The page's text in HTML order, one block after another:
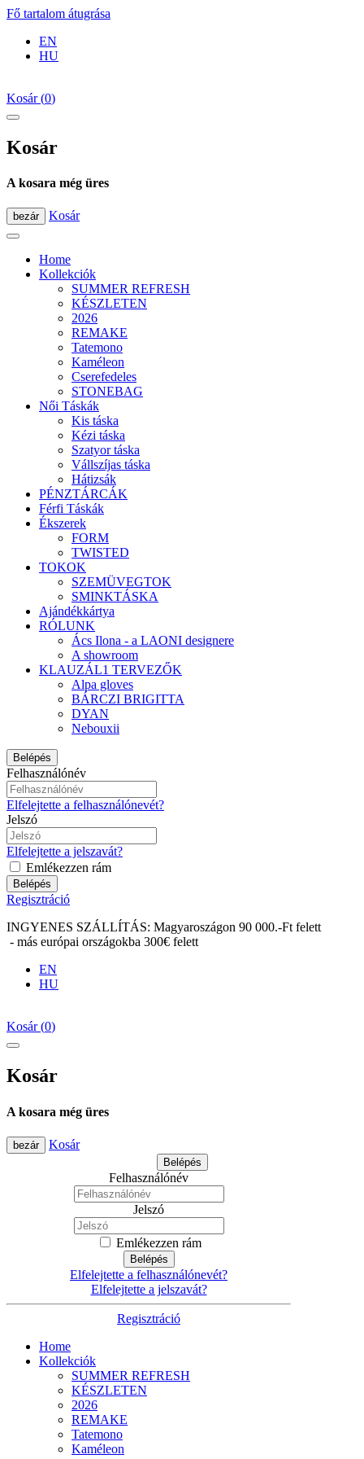
Fő tartalom átugrása
EN
HU
Kosár(0)
Kosár
A kosara még üres
bezár Kosár
Home
Kollekciók
SUMMER REFRESH
KÉSZLETEN
2026
REMAKE
Tatemono
Kaméleon
Cserefedeles
STONEBAG
Női Táskák
Kis táska
Kézi táska
Szatyor táska
Vállszíjas táska
Hátizsák
PÉNZTÁRCÁK
Férfi Táskák
Ékszerek
FORM
TWISTED
TOKOK
SZEMÜVEGTOK
SMINKTÁSKA
Ajándékkártya
RÓLUNK
Ács Ilona - a LAONI designere
A showroom
KLAUZÁL1 TERVEZŐK
Alpa gloves
BÁRCZI BRIGITTA
DYAN
Nebouxii
Belépés
Felhasználónév
Elfelejtette a felhasználónevét?
Jelszó
Elfelejtette a jelszavát?
Emlékezzen rám
Belépés
Regisztráció
INGYENES SZÁLLÍTÁS: Magyaroszágon 90 000.-Ft felett
- más európai országokba 300€ felett
EN
HU
Kosár(0)
Kosár
A kosara még üres
bezár Kosár
Belépés
Felhasználónév
Jelszó
Emlékezzen rám
Belépés
Elfelejtette a felhasználónevét?
Elfelejtette a jelszavát?
Regisztráció
Home
Kollekciók
SUMMER REFRESH
KÉSZLETEN
2026
REMAKE
Tatemono
Kaméleon